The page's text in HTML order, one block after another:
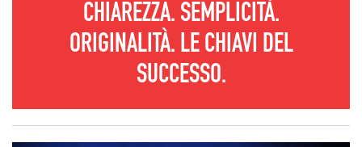
CHIAREZZA. SEMPLICITÀ.
ORIGINALITÀ. LE CHIAVI DEL
SUCCESSO.